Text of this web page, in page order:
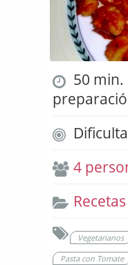
50 min.
4
Vegetarianos
Pasta con Tomate